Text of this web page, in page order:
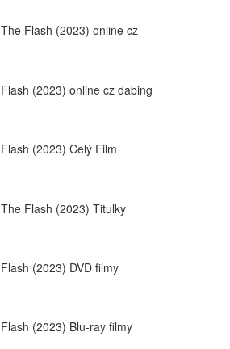
The Flash (2023) online cz
Flash (2023) online cz dabing
Flash (2023) Celý Film
The Flash (2023) Titulky
Flash (2023) DVD filmy
Flash (2023) Blu-ray filmy